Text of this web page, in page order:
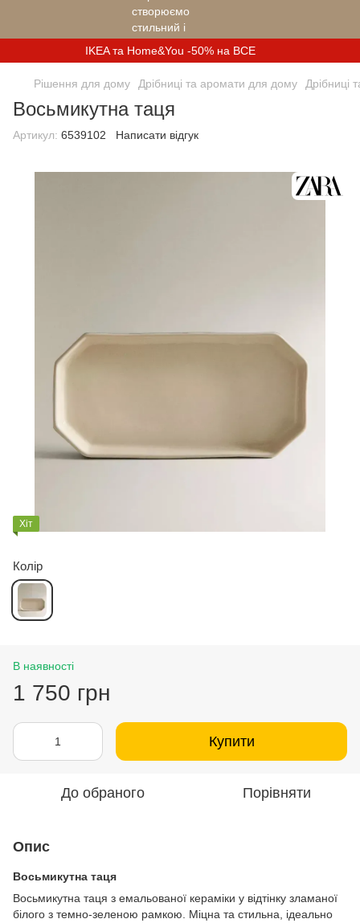
IKEA та Home&You -50% на ВСЕ
Рішення для дому Дрібниці та аромати для дому Дрібниці
Восьмикутна таця
Артикул: 6539102 Написати відгук
Хіт
Колір
В наявності
1 750 грн
Купити
До обраного Порівняти
Опис
Восьмикутна таця
Восьмикутна таця з емальованої кераміки у відтінку зламаної
білого з темно-зеленою рамкою. Міцна та стильна, ідеально